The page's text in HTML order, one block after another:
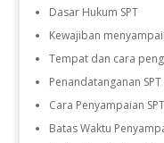
Dasar Hukum SPT
Kewajiban
Tempat dan cara
Penandatanganan SPT
Cara Penyampaian SPT
Batas Waktu